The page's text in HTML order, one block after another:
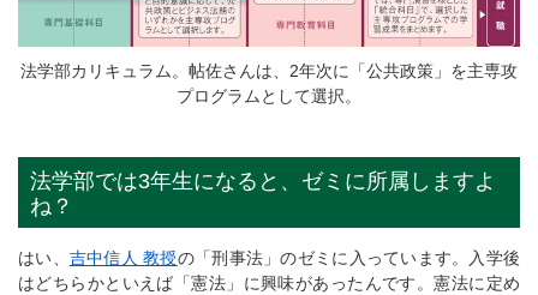
法学部カリキュラム。帖佐さんは、2年次に「公共政策」を主専攻
プログラムとして選択。
法学部では3年生になると、ゼミに所属しますよ
ね？
はい、 吉中信人 教授の「刑事法」のゼミに入っています。入学後
はどちらかといえば「憲法」に興味があったんです。憲法に定め